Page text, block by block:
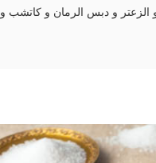
الزعتر و دبس الرمان و كاتشب و